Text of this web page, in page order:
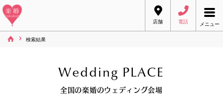
店舗 電話 メニュー
検索結果
Wedding PLACE
全国の楽婚のウェディング会場